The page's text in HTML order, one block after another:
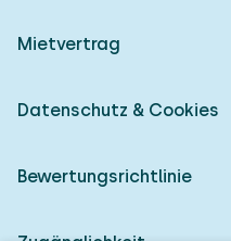
Mietvertrag
Datenschutz & Cookies
Bewertungsrichtlinie